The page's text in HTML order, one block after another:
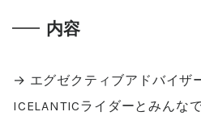
内容
→ エグゼクティブアドバイザ
ICELANTICライダーとみんな